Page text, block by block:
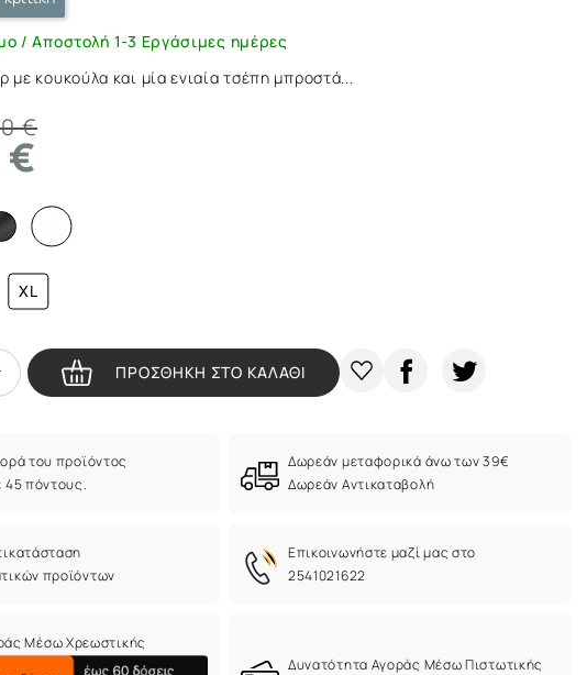
/ Αποστολή 1-3 Εργάσιμες ημέρες
κουκούλα και μία ενιαία τσέπη μπροστά...
€
XL
Quantity ΠΡΟΣΘΗΚΗ ΣΤΟ ΚΑΛΑΘΙ
του προϊόντος
45 πόντους.
Δωρεάν μεταφορικά άνω των 39€
Δωρεάν Αντικαταβολή
προϊόντων
Eπικοινωνήστε μαζί μας στο
2541021622
Μέσω Χρεωστικής
Δυνατότητα Αγοράς Μέσω Πιστωτικής